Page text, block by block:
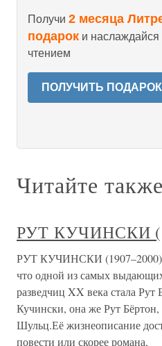
Получи 2 месяца
подарок и
чтением
ПОЛУЧИТЬ ПОДАРОК
Читайте также
РУТ КУЧИНСКИ
РУТ КУЧИНСКИ (1907–2000)
что одной из самых
разведчиц XX века стала
Кучински, она же Рут
Шульц.Её жизнеописание
повести или скорее романа,